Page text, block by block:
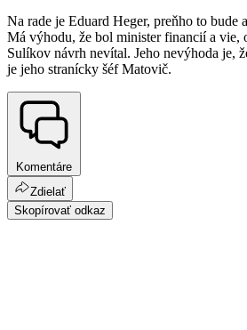
Na rade je Eduard Heger, preňho to bude
Má výhodu, že bol minister financií a vie,
Sulíkov návrh nevítal. Jeho nevýhoda je,
je jeho stranícky šéf Matovič.
Komentáre
Zdielať
Skopírovať odkaz